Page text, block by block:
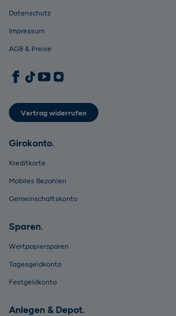
Datenschutz
Impressum
AGB & Preise
1822direkt auf Facebook
1822direkt auf TikTok
1822direkt auf YouTube
1822direkt auf Instagram
Vertrag widerrufen
Girokonto
Kreditkarte
Mobiles Bezahlen
Gemeinschaftskonto
Sparen
Wertpapiersparen
Tagesgeldkonto
Festgeldkonto
Anlegen & Depot